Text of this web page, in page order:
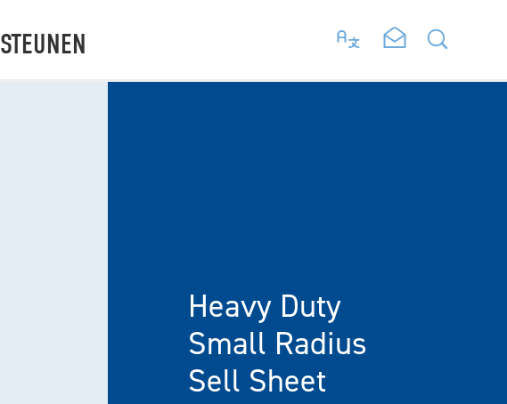
STEUNEN
Heavy Duty
Small Radius
Sell Sheet